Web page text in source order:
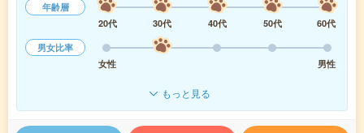
年齢層
20代
30代 40代 50代
60代
男女比率
女性
男性
もっと見る